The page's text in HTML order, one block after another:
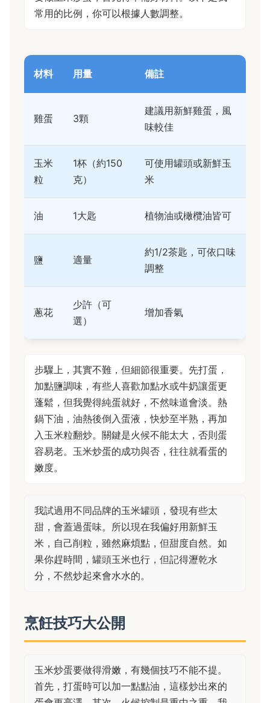
常用的比例，你可以根據人數調整。
材料 用量 備註
雞蛋 3顆
建議用新鮮雞蛋，風
味較佳
玉米
粒
1杯（約150
克）
可使用罐頭或新鮮玉
米
油 1大匙 植物油或橄欖油皆可
鹽 適量
約1/2茶匙，可依口味
調整
蔥花
少許（可
選）
增加香氣
步驟上，其實不難，但細節很重要。先打蛋，
加點鹽調味，有些人喜歡加點水或牛奶讓蛋更
蓬鬆，但我覺得純蛋就好，不然味道會淡。熱
鍋下油，油熱後倒入蛋液，快炒至半熟，再加
入玉米粒翻炒。關鍵是火候不能太大，否則蛋
容易老。玉米炒蛋的成功與否，往往就看蛋的
嫩度。
我試過用不同品牌的玉米罐頭，發現有些太
甜，會蓋過蛋味。所以現在我偏好用新鮮玉
米，自己削粒，雖然麻煩點，但甜度自然。如
果你趕時間，罐頭玉米也行，但記得瀝乾水
分，不然炒起來會水水的。
烹飪技巧大公開
玉米炒蛋要做得滑嫩，有幾個技巧不能不提。
首先，打蛋時可以加一點點油，這樣炒出來的